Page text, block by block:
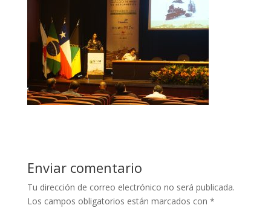
Enviar comentario
Tu dirección de correo electrónico no será publicada.
Los campos obligatorios están marcados con *